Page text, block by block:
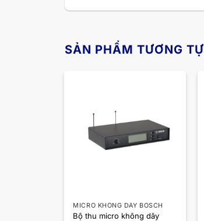
SẢN PHẨM TƯƠNG TỰ
MICRO KHÔNG DÂY BOSCH
Bộ thu micro không dây